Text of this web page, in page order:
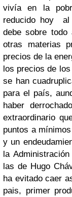
vivía en la
reducido hoy al
debe sobre
otras materias
precios de la
los precios de
se han
para el país,
haber
extraordinario
puntos a
y un
la
las de Hugo
ha evitado caer
pais, primer